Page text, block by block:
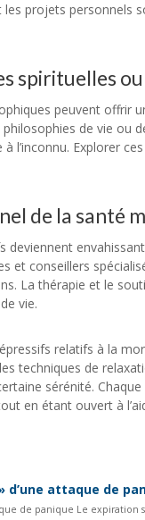
projets
spirituelles
peuvent
de vie ou
l’inconnu. Explorer
de la santé
deviennent
et conseillers
La thérapie et le
vie.
relatifs à la
techniques de
sérénité.
en étant ouvert à
d’une attaque de
de panique Le expiration